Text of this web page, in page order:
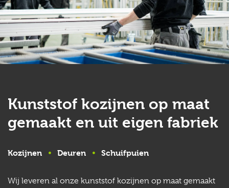
Kunststof kozijnen op maat
gemaakt en uit eigen fabriek
Kozijnen Deuren Schuifpuien
Wij leveren al onze kunststof kozijnen op maat gemaakt